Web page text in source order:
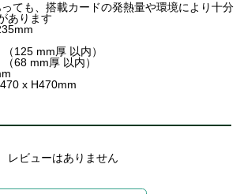
ても、搭載カードの発熱量や環境により十分
あります
125 mm厚 以内）
68 mm厚 以内）
x H470mm
レビューはありません